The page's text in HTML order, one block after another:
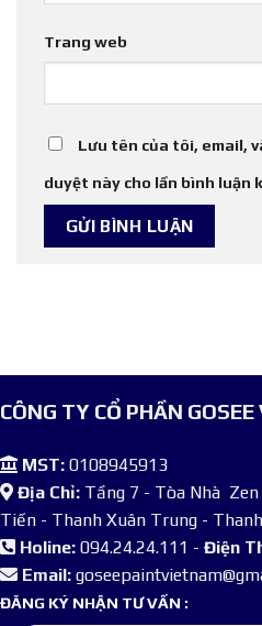
Trang web
Lưu tên của tôi, email,
duyệt này cho lần bình luận
CÔNG TY CỔ PHẦN
MST: 0108945913
Địa Chỉ: Tầng 7 - Tòa Nhà
Tiến - Thanh Xuân Trung -
Holine: 094.24.24.111 - Điện
Email:
ĐĂNG KÝ NHẬN TƯ VẤN :